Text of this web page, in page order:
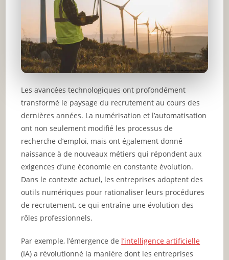
Les avancées technologiques ont profondément
transformé le paysage du recrutement au cours des
dernières années. La numérisation et l’automatisation
ont non seulement modifié les processus de
recherche d’emploi, mais ont également donné
naissance à de nouveaux métiers qui répondent aux
exigences d’une économie en constante évolution.
Dans le contexte actuel, les entreprises adoptent des
outils numériques pour rationaliser leurs procédures
de recrutement, ce qui entraîne une évolution des
rôles professionnels.
Par exemple, l’émergence de l’intelligence artificielle
(IA) a révolutionné la manière dont les entreprises